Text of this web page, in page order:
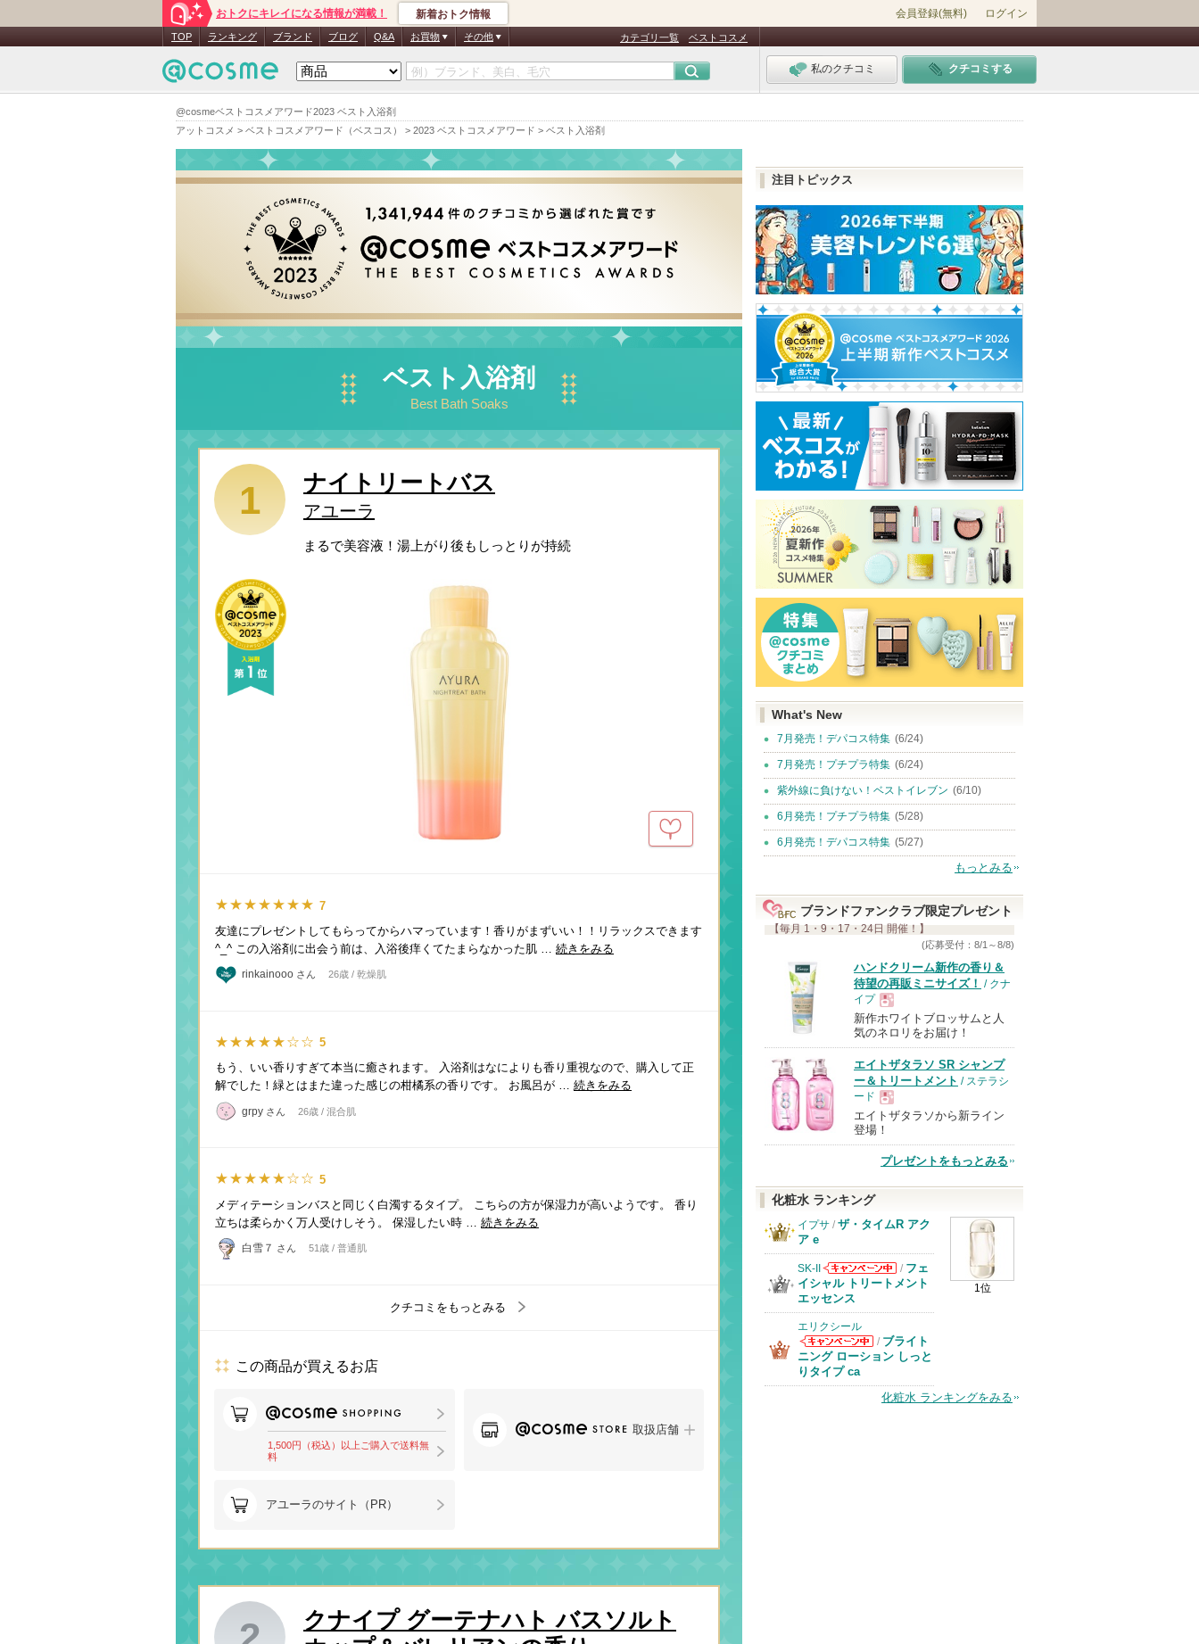
@cosmeベストコスメアワード2023 ベスト入浴剤
アットコスメ > ベストコスメアワード（ベスコス） > 2023 ベストコスメアワード > ベスト入浴剤
おトクにキレイになる情報が満載！ 新着おトク情報 会員登録(無料) ログイン
TOP ランキング ブランド ブログ Q&A お買物 その他 カテゴリ一覧 ベストコスメ
私のクチコミ クチコミする
ベスト入浴剤
Best Bath Soaks
1 ナイトリートバス
アユーラ
まるで美容液！湯上がり後もしっとりが持続
★★★★★★★ 7
友達にプレゼントしてもらってからハマっています！香りがまずいい！！リラックスできます
^_^ この入浴剤に出会う前は、入浴後痒くてたまらなかった肌 … 続きをみる
rinkainooo さん 26歳 / 乾燥肌
★★★★★☆☆ 5
もう、いい香りすぎて本当に癒されます。 入浴剤はなによりも香り重視なので、購入して正
解でした！緑とはまた違った感じの柑橘系の香りです。 お風呂が … 続きをみる
grpy さん 26歳 / 混合肌
★★★★★☆☆ 5
メディテーションバスと同じく白濁するタイプ。 こちらの方が保湿力が高いようです。 香り
立ちは柔らかく万人受けしそう。 保湿したい時 … 続きをみる
白雪７ さん 51歳 / 普通肌
クチコミをもっとみる
この商品が買えるお店
1,500円（税込）以上ご購入で送料無
料
取扱店舗
アユーラのサイト（PR）
クナイプ グーテナハト バスソルト
注目トピックス
What's New
7月発売！デパコス特集 (6/24)
7月発売！プチプラ特集 (6/24)
紫外線に負けない！ベストイレブン (6/10)
6月発売！プチプラ特集 (5/28)
6月発売！デパコス特集 (5/27)
もっとみる
ブランドファンクラブ限定プレゼント
【毎月 1・9・17・24日 開催！】
(応募受付：8/1～8/8)
ハンドクリーム新作の香り＆
待望の再販ミニサイズ！ / クナ
イプ
現
品
新作ホワイトブロッサムと人
気のネロリをお届け！
エイトザタラソ SR シャンプ
ー＆トリートメント / ステラシ
ード
現
品
エイトザタラソから新ライン
登場！
プレゼントをもっとみる
化粧水 ランキング
1位
イプサ / ザ・タイムR アク
ア e
SK-II
SK-IIからのお
知らせがありま
す
/ フェ
イシャル トリートメント
エッセンス
エリクシール
エリクシールか
らのお知らせが
あります
/ ブライト
ニング ローション しっと
りタイプ ca
化粧水 ランキングをみる